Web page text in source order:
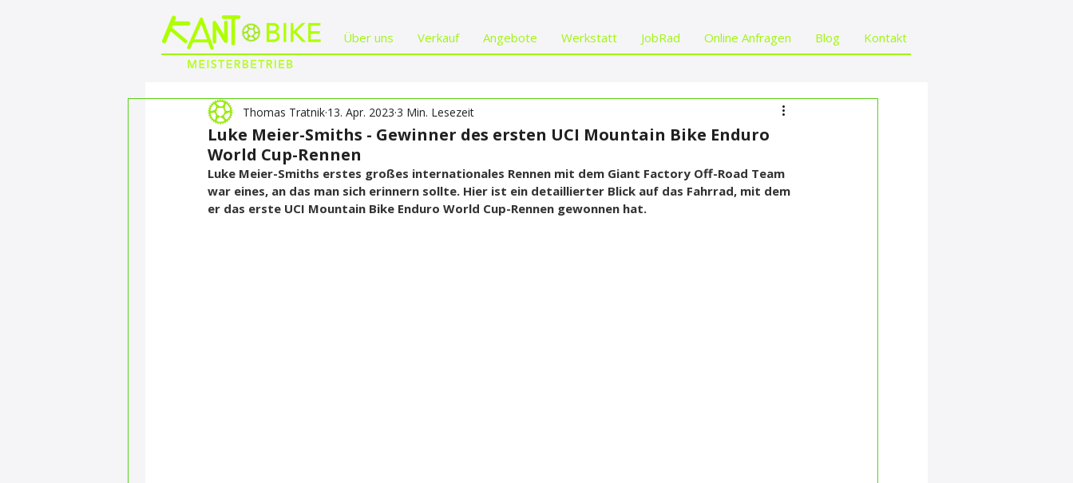
Über uns Verkauf Angebote Werkstatt JobRad Online Anfragen Blog Kontakt
Luke Meier-Smiths - Gewinner des ersten UCI Mountain Bike Enduro
World Cup-Rennen
Thomas Tratnik 13. Apr. 2023 3 Min. Lesezeit
Luke Meier-Smiths erstes großes internationales Rennen mit dem Giant Factory Off-Road Team
war eines, an das man sich erinnern sollte. Hier ist ein detaillierter Blick auf das Fahrrad, mit dem
er das erste UCI Mountain Bike Enduro World Cup-Rennen gewonnen hat.